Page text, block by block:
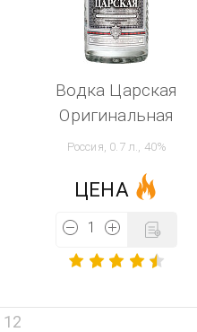
Водка Царская
Оригинальная
Россия, 0.7 л., 40%
ЦЕНА
12